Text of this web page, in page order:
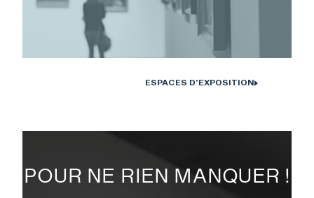
ESPACES D'EXPOSITION
POUR NE RIEN MANQUER !